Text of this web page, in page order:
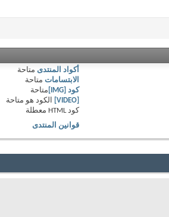
أكواد المنتدى متاحة
الابتسامات متاحة
كود [IMG]
متاحة
الكود هو متاحة
كود HTML
معطلة
قوانين المنتدى